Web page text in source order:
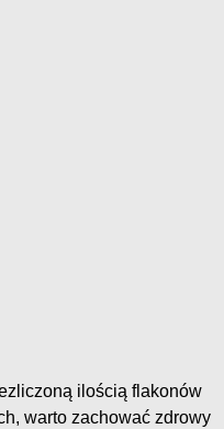
ilością flakonów
warto zachować zdrowy